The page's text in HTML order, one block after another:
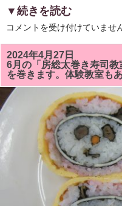
▼続きを読む
市
市
の
旧
内
田
小
学
校
育
館
で
開
コメントを受け付けていませ
2024年4月27日
6月の「房総太巻き寿司教
を巻きます。体験教室もあ